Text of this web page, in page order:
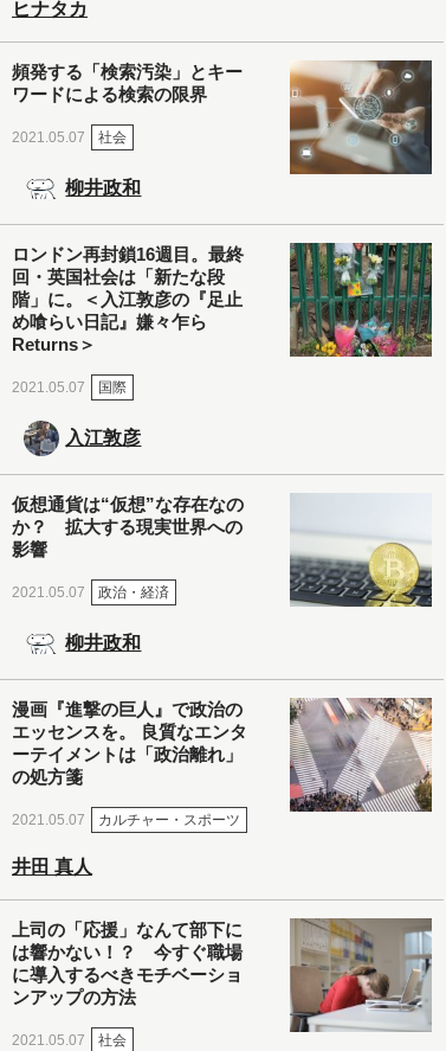
ヒナタカ
頻発する「検索汚染」とキー
ワードによる検索の限界
2021.05.07 社会
柳井政和
ロンドン再封鎖16週目。最終
回・英国社会は「新たな段
階」に。＜入江敦彦の『足止
め喰らい日記』嫌々乍ら
Returns＞
2021.05.07 国際
入江敦彦
仮想通貨は“仮想”な存在なの
か？ 拡大する現実世界への
影響
2021.05.07 政治・経済
柳井政和
漫画『進撃の巨人』で政治の
エッセンスを。 良質なエンタ
ーテイメントは「政治離れ」
の処方箋
2021.05.07 カルチャー・スポーツ
井田 真人
上司の「応援」なんて部下に
は響かない！？ 今すぐ職場
に導入するべきモチベーショ
ンアップの方法
2021.05.07 社会